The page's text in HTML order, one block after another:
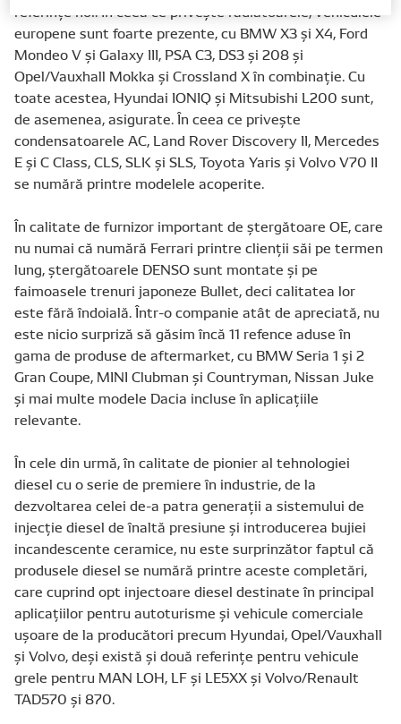
referințe noi. În ceea ce privește radiatoarele, vehiculele
europene sunt foarte prezente, cu BMW X3 și X4, Ford
Mondeo V și Galaxy III, PSA C3, DS3 și 208 și
Opel/Vauxhall Mokka și Crossland X în combinație. Cu
toate acestea, Hyundai IONIQ și Mitsubishi L200 sunt,
de asemenea, asigurate. În ceea ce privește
condensatoarele AC, Land Rover Discovery II, Mercedes
E și C Class, CLS, SLK și SLS, Toyota Yaris și Volvo V70 II
se numără printre modelele acoperite.
În calitate de furnizor important de ștergătoare OE, care
nu numai că numără Ferrari printre clienții săi pe termen
lung, ștergătoarele DENSO sunt montate și pe
faimoasele trenuri japoneze Bullet, deci calitatea lor
este fără îndoială. Într-o companie atât de apreciată, nu
este nicio surpriză să găsim încă 11 refence aduse în
gama de produse de aftermarket, cu BMW Seria 1 și 2
Gran Coupe, MINI Clubman și Countryman, Nissan Juke
și mai multe modele Dacia incluse în aplicațiile
relevante.
În cele din urmă, în calitate de pionier al tehnologiei
diesel cu o serie de premiere în industrie, de la
dezvoltarea celei de-a patra generații a sistemului de
injecție diesel de înaltă presiune și introducerea bujiei
incandescente ceramice, nu este surprinzător faptul că
produsele diesel se numără printre aceste completări,
care cuprind opt injectoare diesel destinate în principal
aplicațiilor pentru autoturisme și vehicule comerciale
ușoare de la producători precum Hyundai, Opel/Vauxhall
și Volvo, deși există și două referințe pentru vehicule
grele pentru MAN LOH, LF și LE5XX și Volvo/Renault
TAD570 și 870.